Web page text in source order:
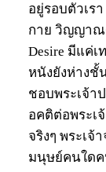
อยู่รอบตัวเร
กาย วิญญาณ
Desire มีแค่
หนังยังห่างชั้
ชอบพระเจ้า
อคติต่อพระเ
จริงๆ พระเจ้
มนุษย์คนใดค